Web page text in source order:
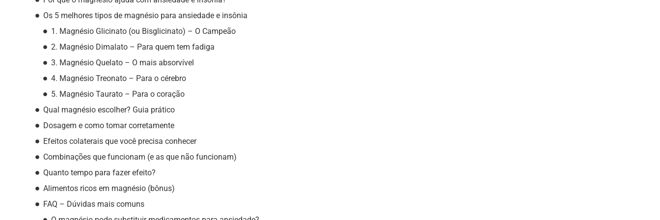
Os 5 melhores tipos de magnésio para ansiedade e insônia
1. Magnésio Glicinato (ou Bisglicinato) – O Campeão
2. Magnésio Dimalato – Para quem tem fadiga
3. Magnésio Quelato – O mais absorvível
4. Magnésio Treonato – Para o cérebro
5. Magnésio Taurato – Para o coração
Qual magnésio escolher? Guia prático
Dosagem e como tomar corretamente
Efeitos colaterais que você precisa conhecer
Combinações que funcionam (e as que não funcionam)
Quanto tempo para fazer efeito?
Alimentos ricos em magnésio (bônus)
FAQ – Dúvidas mais comuns